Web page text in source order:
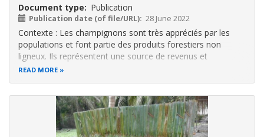
Document type Publication
Publication date (of file/URL) 28 June 2022
Contexte : Les champignons sont très appréciés par les
populations et font partie des produits forestiers non
ligneux. Ils représentent une source de revenus et
contribuent au bien-être des populations. Cette étude vise
READ MORE